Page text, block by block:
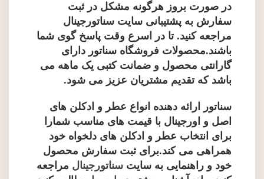
در صورت بروز هرگونه مشکل در ثبت
سفارش به پشتیبانی سایت سناتورجینال
مراجعه کنید. تا در اسرع وقت پاسخ گوی شما
باشند.محصولات فروشگاه سناتور دارای
گارانتی محصول و ضمانت کتبی یک ماهه می
باشد که تقدیم مشتریان عزیز می شود.
سناتور ارائه دهنده انواع عطر و ادکلن های
اصل و اورجینال با قیمت های مناسب شمارا
برای انتخاب عطر و ادکلن های دلخواه خود
همراهی می کند.برای ثبت سفارش محصول
خود و راهنمایی به سایت سناتورجینال مراجعه